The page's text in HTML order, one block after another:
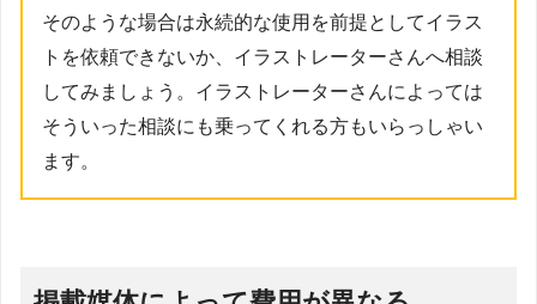
そのような場合は永続的な使用を前提としてイラス
トを依頼できないか、イラストレーターさんへ相談
してみましょう。イラストレーターさんによっては
そういった相談にも乗ってくれる方もいらっしゃい
ます。